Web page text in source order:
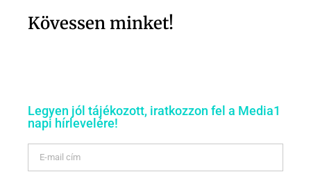
Kövessen minket!
Legyen jól tájékozott, iratkozzon fel a Media1
napi hírlevelére!